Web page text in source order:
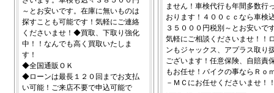
～とお安いです。在庫に無いものは
探すことも可能です！気軽にご連絡
くださいませ！◆買取、下取り強化
中！！なんでも高く買取いたしま
す！
◆全国通販ＯＫ
◆ローンは最長１２０回までお支払
い可能！ご来店不要で申込可能で
ません！車検代行も年間多数行
おります！４００ｃｃなら車検
３５０００円税別～とお安いで
気軽にご相談くださいませ！！
ンもジャックス、アプラス取り
ございます！任意保険、自賠責
もお任せ！バイクの事ならＲｏ
－ＭＣにお任せくださいませ！